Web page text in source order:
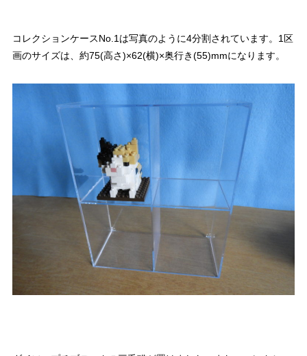
コレクションケースNo.1は写真のように4分割されています。1区
画のサイズは、約75(高さ)×62(横)×奥行き(55)mmになります。